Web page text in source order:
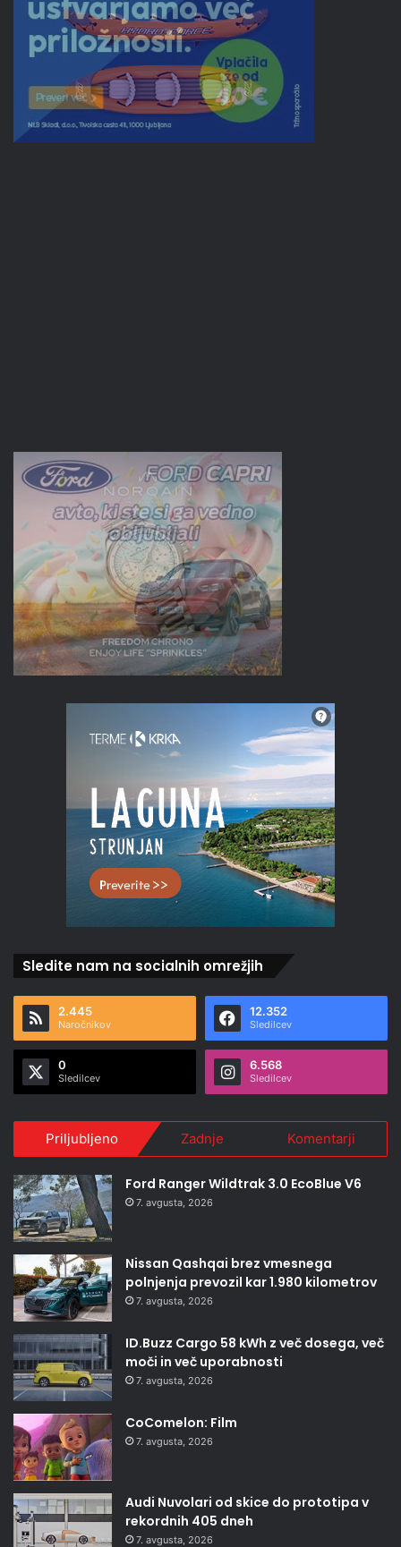
Sledite nam na socialnih omrežjih
2.445
Naročnikov
12.352
Sledilcev
0
Sledilcev
6.568
Sledilcev
Priljubljeno Zadnje Komentarji
Ford Ranger Wildtrak 3.0 EcoBlue V6
7. avgusta, 2026
Nissan Qashqai brez vmesnega
polnjenja prevozil kar 1.980 kilometrov
7. avgusta, 2026
ID.Buzz Cargo 58 kWh z več dosega, več
moči in več uporabnosti
7. avgusta, 2026
CoComelon: Film
7. avgusta, 2026
Audi Nuvolari od skice do prototipa v
rekordnih 405 dneh
7. avgusta, 2026